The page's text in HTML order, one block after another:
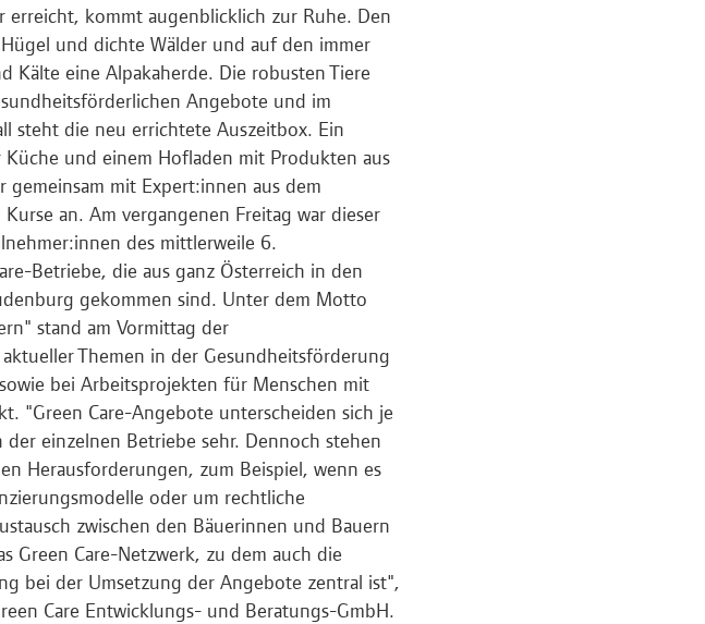
kommt augenblicklich zur Ruhe. Den
und dichte Wälder und auf den immer
Kälte eine Alpakaherde. Die robusten Tiere
Angebote und im
steht die neu errichtete Auszeitbox. Ein
und einem Hofladen mit Produkten aus
mit Expert:innen aus dem
an. Am vergangenen Freitag war dieser
des mittlerweile 6.
Betriebe, die aus ganz Österreich in den
gekommen sind. Unter dem Motto
stand am Vormittag der
Themen in der Gesundheitsförderung
bei Arbeitsprojekten für Menschen mit
"Green Care-Angebote unterscheiden sich je
einzelnen Betriebe sehr. Dennoch stehen
Herausforderungen, zum Beispiel, wenn es
oder um rechtliche
zwischen den Bäuerinnen und Bauern
Green Care-Netzwerk, zu dem auch die
bei der Umsetzung der Angebote zentral ist",
Care Entwicklungs- und Beratungs-GmbH.